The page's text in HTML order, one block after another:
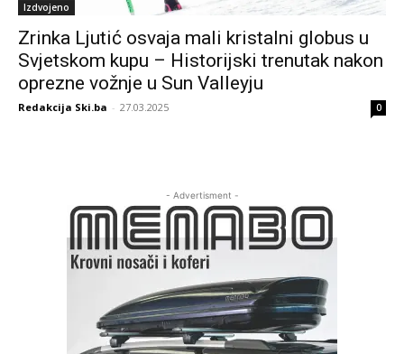
Izdvojeno
Zrinka Ljutić osvaja mali kristalni globus u
Svjetskom kupu – Historijski trenutak nakon
oprezne vožnje u Sun Valleyju
Redakcija Ski.ba - 27.03.2025 0
- Advertisment -